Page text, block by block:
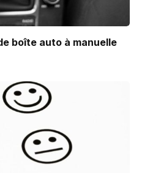
boîte auto à manuelle